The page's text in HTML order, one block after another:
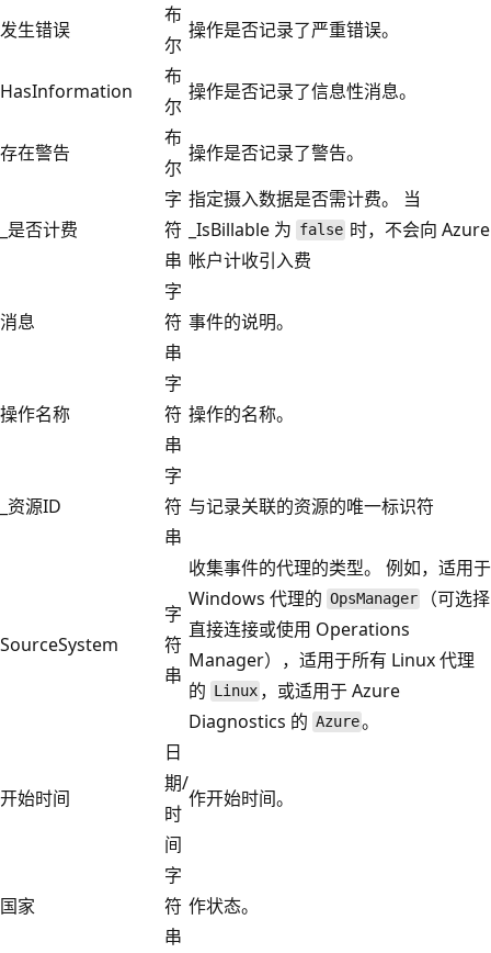
发生错误
布
尔
操作是否记录了严重错误。
HasInformation
布
尔
操作是否记录了信息性消息。
存在警告
布
尔
操作是否记录了警告。
_是否计费
字
符
串
指定摄入数据是否需计费。 当
_IsBillable 为 false 时，不会向 Azure
帐户计收引入费
消息
字
符
串
事件的说明。
操作名称
字
符
串
操作的名称。
_资源ID
字
符
串
与记录关联的资源的唯一标识符
SourceSystem
字
符
串
收集事件的代理的类型。 例如，适用于
Windows 代理的 OpsManager
（可选择
直接连接或使用 Operations
Manager），适用于所有 Linux 代理
的 Linux ，或适用于 Azure
Diagnostics 的 Azure。
开始时间
日
期/
时
间
作开始时间。
国家
字
符
串
作状态。